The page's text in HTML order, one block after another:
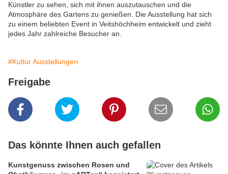
Künstler zu sehen, sich mit ihnen auszutauschen und die
Atmosphäre des Gartens zu genießen. Die Ausstellung hat sich
zu einem beliebten Event in Veitshöchheim entwickelt und zieht
jedes Jahr zahlreiche Besucher an.
#Kultur Ausstellungen
Freigabe
Das könnte Ihnen auch gefallen
Kunstgenuss zwischen Rosen und